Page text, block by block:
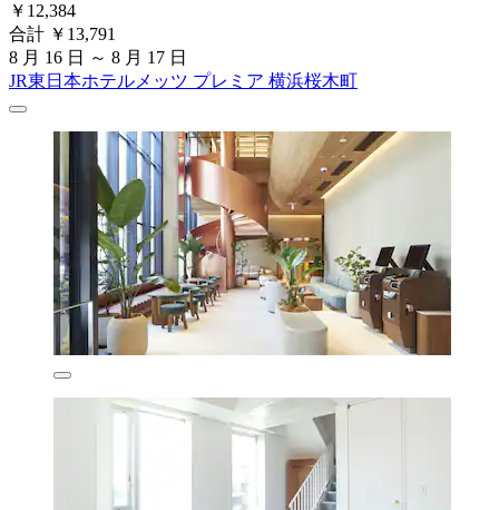
￥12,384
合計 ￥13,791
8 月 16 日 ～ 8 月 17 日
JR東日本ホテルメッツ プレミア 横浜桜木町